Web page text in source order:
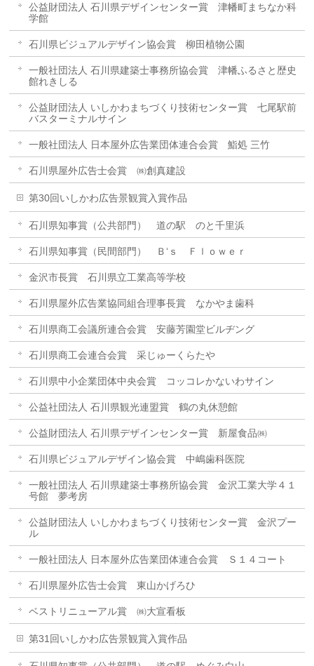
公益財団法人 石川県デザインセンター賞 津幡町まちなか科
学館
石川県ビジュアルデザイン協会賞 柳田植物公園
一般社団法人 石川県建築士事務所協会賞 津幡ふるさと歴史
館れきしる
公益財団法人 いしかわまちづくり技術センター賞 七尾駅前
バスターミナルサイン
一般社団法人 日本屋外広告業団体連合会賞 鮨処 三竹
石川県屋外広告士会賞 ㈱創真建設
第30回いしかわ広告景観賞入賞作品
石川県知事賞（公共部門） 道の駅 のと千里浜
石川県知事賞（民間部門） Ｂ‘ｓ Ｆｌｏｗｅｒ
金沢市長賞 石川県立工業高等学校
石川県屋外広告業協同組合理事長賞 なかやま歯科
石川県商工会議所連合会賞 安藤芳園堂ビルヂング
石川県商工会連合会賞 采じゅーくらたや
石川県中小企業団体中央会賞 コッコレかないわサイン
公益社団法人 石川県観光連盟賞 鶴の丸休憩館
公益財団法人 石川県デザインセンター賞 新屋食品㈱
石川県ビジュアルデザイン協会賞 中嶋歯科医院
一般社団法人 石川県建築士事務所協会賞 金沢工業大学４１
号館 夢考房
公益財団法人 いしかわまちづくり技術センター賞 金沢プー
ル
一般社団法人 日本屋外広告業団体連合会賞 Ｓ１４コート
石川県屋外広告士会賞 東山かげろひ
ベストリニューアル賞 ㈱大宣看板
第31回いしかわ広告景観賞入賞作品